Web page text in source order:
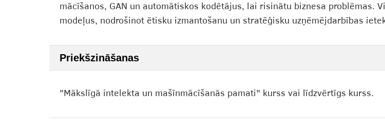
mācīšanos, GAN un automātiskos kodētājus, lai risinātu biznesa problēmas.
modeļus, nodrošinot ētisku izmantošanu un stratēģisku uzņēmējdarbības
Priekšzināšanas
"Mākslīgā intelekta un mašīnmācīšanās pamati" kurss vai līdzvērtīgs kurss.